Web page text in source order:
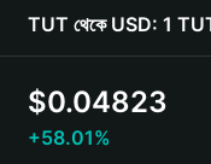
Português (Portugal)
हिन्दी
TUT থেকে USD: 1
$0.04823
+58.01%